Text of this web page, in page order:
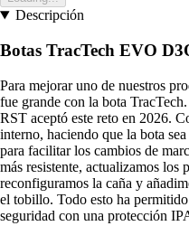
Descripción
Botas TracTech EVO
Para mejorar uno de nuestros
fue grande con la bota
RST aceptó este reto en 2026.
interno, haciendo que la bota
para facilitar los cambios de
más resistente, actualizamos los
reconfiguramos la caña y
el tobillo. Todo esto ha
seguridad con una protección